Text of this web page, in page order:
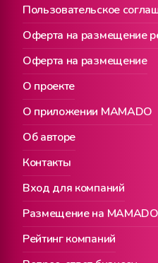
О проекте
Вход для компаний
Пользовательское
О приложении MAMADO
Размещение на MAMADO
Оферта на размещение
Об авторе
Рейтинг компаний
Оферта на размещение
Контакты